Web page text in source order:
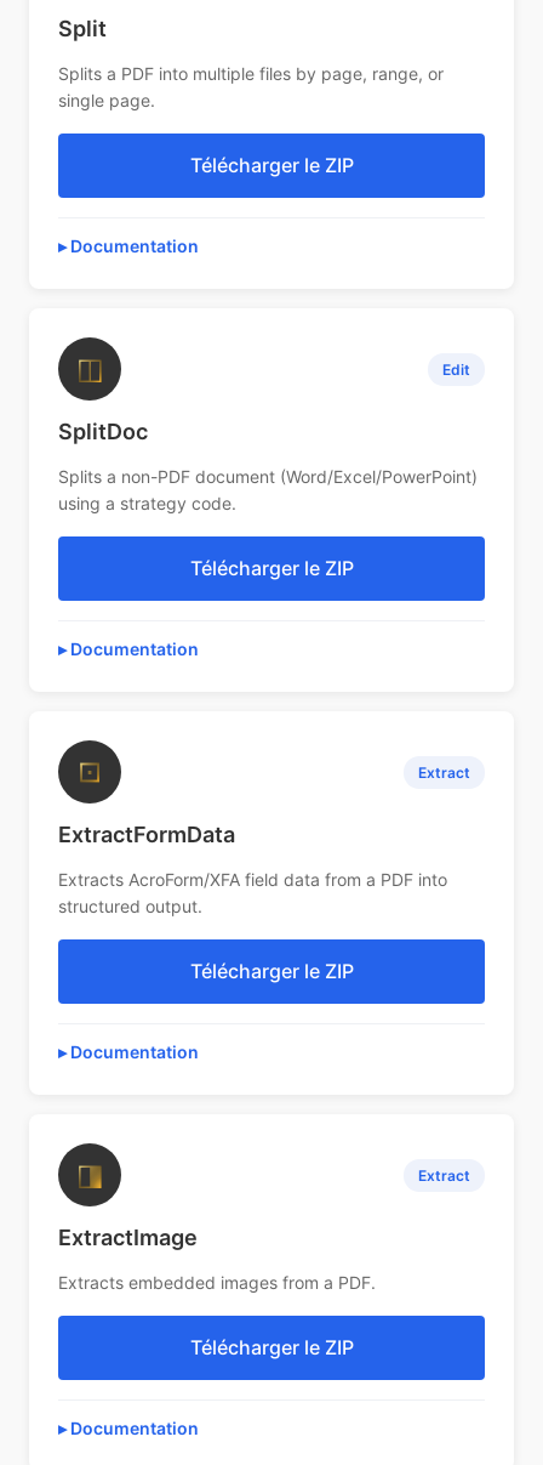
Split
Splits a PDF into multiple files by page, range, or
single page.
Télécharger le ZIP
Documentation
◫ Edit
SplitDoc
Splits a non-PDF document (Word/Excel/PowerPoint)
using a strategy code.
Télécharger le ZIP
Documentation
⊡ Extract
ExtractFormData
Extracts AcroForm/XFA field data from a PDF into
structured output.
Télécharger le ZIP
Documentation
◨ Extract
ExtractImage
Extracts embedded images from a PDF.
Télécharger le ZIP
Documentation